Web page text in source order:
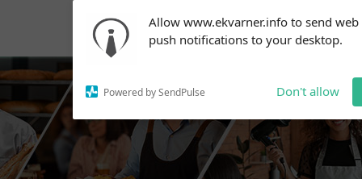
Allow www.ekvarner.info to send web
push notifications to your desktop.
Powered by SendPulse Don't allow
notifications!
To enable permission prompts, click
on the notification icon